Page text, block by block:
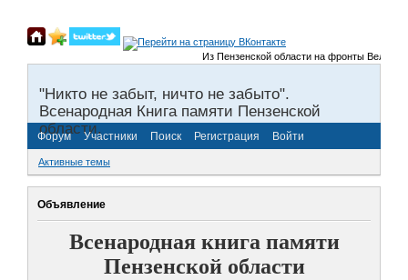
Из Пензенской области на фронты
"Никто не забыт, ничто не забыто".
Всенародная Книга памяти Пензенской
области.
Форум Участники Поиск Регистрация Войти
Активные темы
Объявление
Всенародная книга памяти
Пензенской области